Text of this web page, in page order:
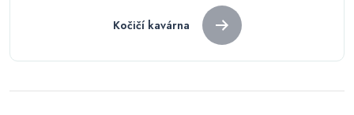
příspěvekKočičí kavárna